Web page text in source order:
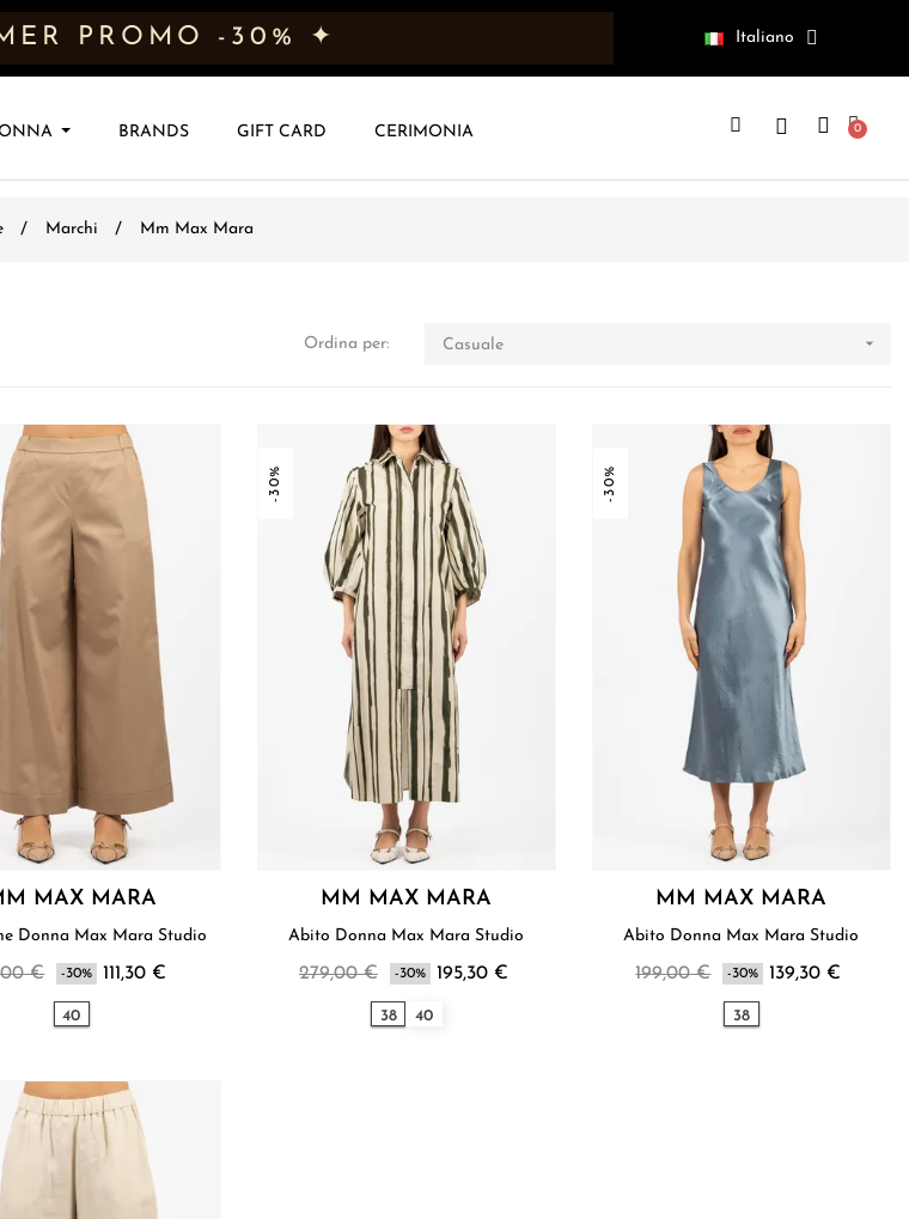
PROMO -30% ✦ Italiano
BRANDS GIFT CARD CERIMONIA
Marchi Mm Max Mara
Ordina per: Casuale 
MAX MARA
Pantalone Donna Max Mara Studio
€ -30% 111,30 €
40
-30%
MM MAX MARA
Abito Donna Max Mara Studio
279,00 € -30% 195,30 €
38 40
-30%
MM MAX MARA
Abito Donna Max Mara Studio
199,00 € -30% 139,30 €
38